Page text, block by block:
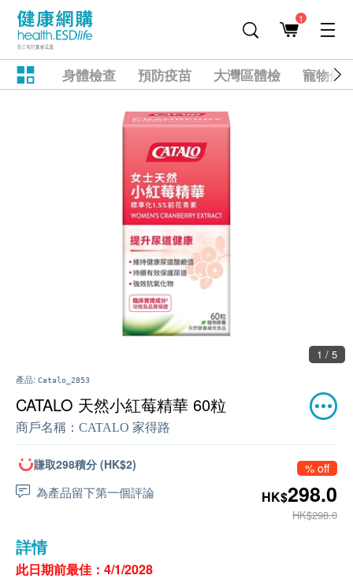
1
身體檢查 預防疫苗 大灣區體檢 寵物健
1 / 5
產品: Catalo_2853
CATALO 天然小紅莓精華 60粒
商戶名稱： CATALO 家得路
賺取298積分 (HK$2)
為產品留下第一個評論
% off
HK$298.0
HK$298.0
詳情
此日期前最佳：4/1/2028